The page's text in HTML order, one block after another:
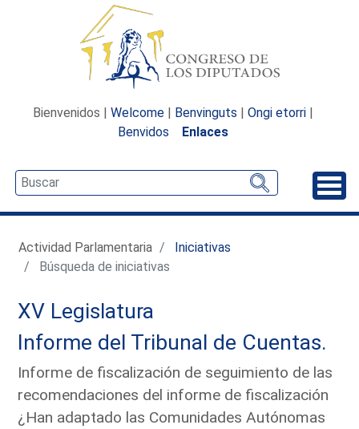
Bienvenidos | Welcome | Benvinguts | Ongi etorri |
Benvidos
Enlaces
Actividad Parlamentaria
Iniciativas
Búsqueda de iniciativas
XV Legislatura
Informe del Tribunal de Cuentas.
Informe de fiscalización de seguimiento de las
recomendaciones del informe de fiscalización
¿Han adaptado las Comunidades Autónomas